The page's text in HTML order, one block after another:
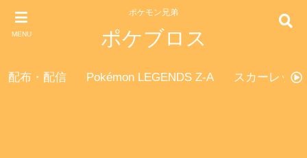
MENU
ポケモン兄弟
ポケブロス
配布・配信 Pokémon LEGENDS Z-A スカーレッ